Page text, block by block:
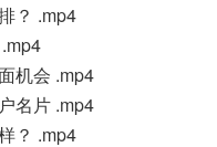
？ .mp4
机会 .mp4
名片 .mp4
？ .mp4